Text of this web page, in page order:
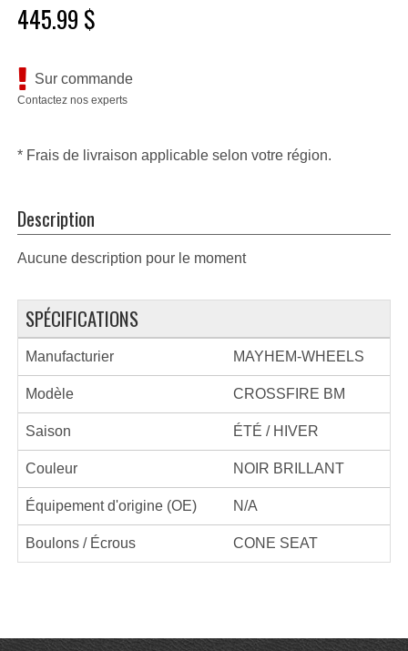
445.99 $
Sur commande
Contactez nos experts
* Frais de livraison applicable selon votre région.
Description
Aucune description pour le moment
SPÉCIFICATIONS
Manufacturier MAYHEM-WHEELS
Modèle CROSSFIRE BM
Saison ÉTÉ / HIVER
Couleur NOIR BRILLANT
Équipement d'origine (OE) N/A
Boulons / Écrous CONE SEAT